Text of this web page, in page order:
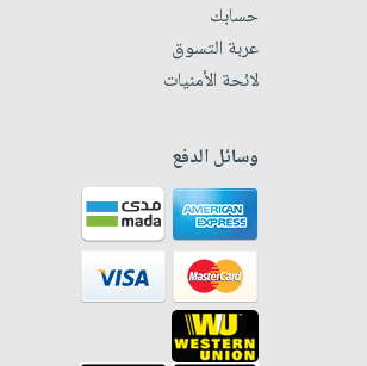
حسابك
عربة التسوق
لائحة الأمنيات
وسائل الدفع